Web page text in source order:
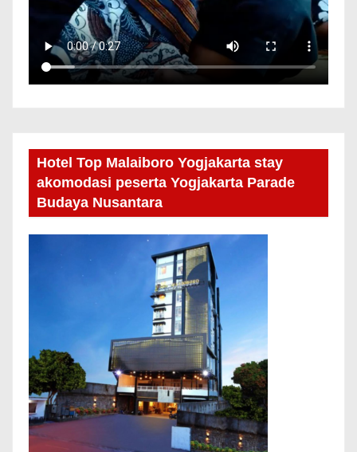
Hotel Top Malaiboro Yogjakarta stay
akomodasi peserta Yogjakarta Parade
Budaya Nusantara